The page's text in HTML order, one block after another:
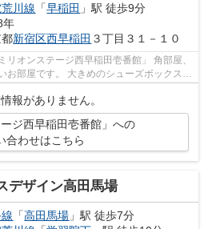
川線 「早稲田 」駅 徒歩9分
年
新宿区西早稲田 ３丁目３１－１０
リオンステージ西早稲田壱番館」 角部屋、
お部屋です。 大きめのシューズボックスが
報がありません。
ージ西早稲田壱番館」への
合わせはこちら
デザイン高田馬場
「高田馬場 」駅 徒歩7分